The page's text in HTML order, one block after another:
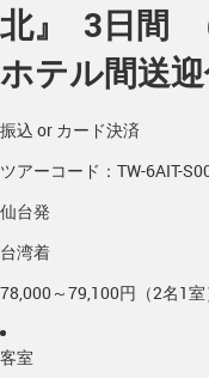
北』 3日間
ホテル間送迎
振込 or カード決済
ツアーコード：TW-6AIT-
仙台発
台湾着
78,000～79,100円（2名1室
客室